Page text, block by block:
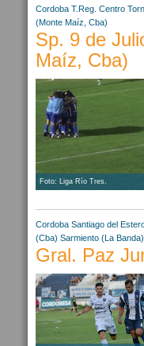
Cordoba T.Reg. Centro
(Monte Maíz, Cba)
Sp. 9 de
Maíz, Cba)
Foto: Liga Río Tres.
Cordoba Santiago del
(Cba) Sarmiento (La Banda)
Gral. Paz